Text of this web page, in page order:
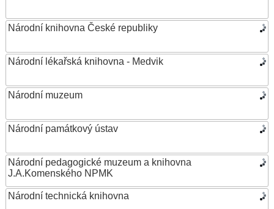
Národní knihovna České republiky
Národní lékařská knihovna - Medvik
Národní muzeum
Národní památkový ústav
Národní pedagogické muzeum a knihovna
J.A.Komenského NPMK
Národní technická knihovna